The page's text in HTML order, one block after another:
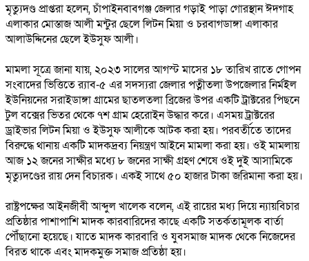
মৃত্যুদণ্ড প্রাপ্তরা হলেন, চাঁপাইনবাবগঞ্জ জেলার গড়াই পাড়া গোরস্থান ঈদগাহ
এলাকার মোস্তাজ আলী মন্টুর ছেলে লিটন মিয়া ও চরবাগডাঙ্গা এলাকার
আলাউদ্দিনের ছেলে ইউসুফ আলী।
মামলা সূত্রে জানা যায়, ২০২৩ সালের আগস্ট মাসের ১৮ তারিখ রাতে গোপন
সংবাদের ভিত্তিতে র‌্যাব-৫ এর সদস্যরা জেলার পত্নীতলা উপজেলার নির্মইল
ইউনিয়নের সরাইডাঙ্গা গ্রামের ছাতলতলা ব্রিজের উপর একটি ট্রাক্টরের পিছনে
টুল বক্সের ভিতর থেকে ৭শ গ্রাম হেরোইন উদ্ধার করে। এসময় ট্রাক্টরের
ড্রাইভার লিটন মিয়া ও ইউসুফ আলীকে আটক করা হয়। পরবর্তীতে তাদের
বিরুদ্ধে থানায় একটি মাদকদ্রব্য নিয়ন্ত্রণ আইনে মামলা করা হয়। ওই মামলায়
আজ ১২ জনের সাক্ষীর মধ্যে ৮ জনের সাক্ষী গ্রহণ শেষে ওই দুই আসামিকে
মৃত্যুদণ্ডের রায় দেন বিচারক। একই সাথে ৫০ হাজার টাকা জরিমানা করা হয়।
রাষ্ট্রপক্ষের আইনজীবী আব্দুল খালেক বলেন, এই রায়ের মধ্য দিয়ে ন্যায়বিচার
প্রতিষ্ঠার পাশাপাশি মাদক কারবারিদের কাছে একটি সতর্কতামূলক বার্তা
পৌঁছানো হয়েছে। যাতে মাদক কারবারি ও যুবসমাজ মাদক থেকে নিজেদের
বিরত থাকে এবং মাদকমুক্ত সমাজ প্রতিষ্ঠা হয়।